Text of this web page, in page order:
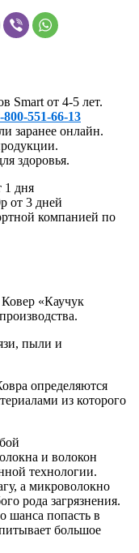
Smart от 4-5 лет.
800-551-66-13
заранее онлайн.
здоровья.
1 дня
от 3 дней
компанией по
«Каучук
пыли и
определяются
из которого
и волокон
технологии.
а микроволокно
рода загрязнения.
шанса попасть в
большое